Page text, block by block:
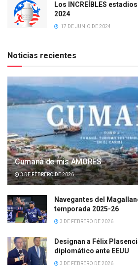
Los INCREÍBLES
2024
17 DE JUNIO DE 2024
Noticias recientes
Cumanà de mis AMORES
3 DE FEBRERO DE 2026
Navegantes del
temporada 2025-26
3 DE FEBRERO DE 2026
Designan a Félix
diplomático ante EEUU
3 DE FEBRERO DE 2026